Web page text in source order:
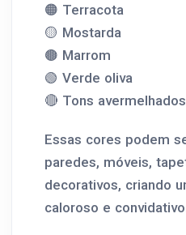
🟠 Terracota
🟡 Mostarda
🟤 Marrom
🟢 Verde oliva
🔴 Tons
Essas cores podem
paredes, móveis,
decorativos, criando
caloroso e